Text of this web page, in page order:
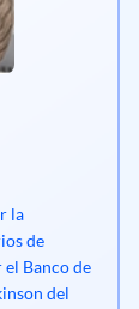
la
de
Banco de
del